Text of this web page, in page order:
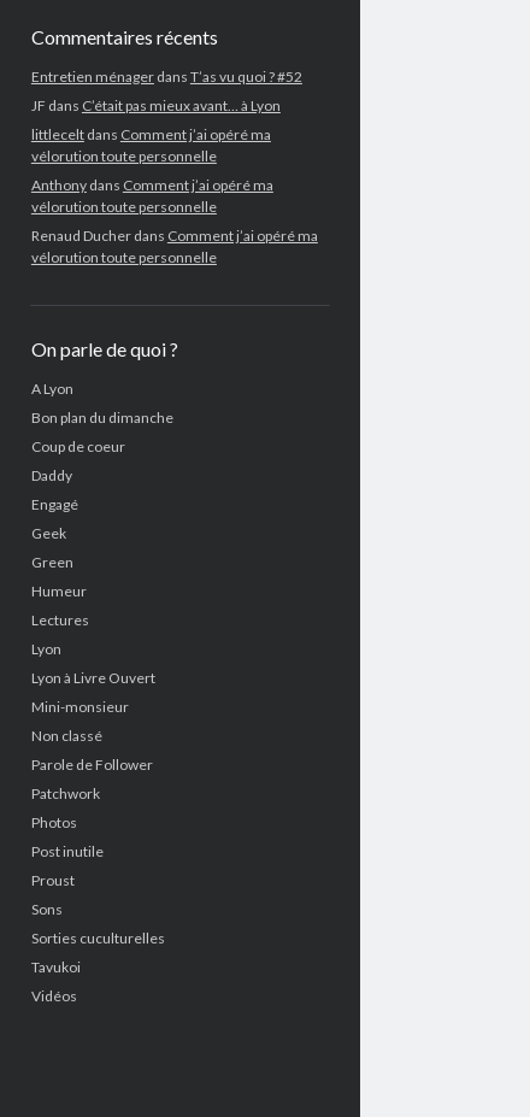
Commentaires récents
Entretien ménagerdans T’as vu quoi ? #52
JF dans C’était pas mieux avant… à Lyon
littleceltdans Comment j’ai opéré ma
vélorution toute personnelle
Anthonydans Comment j’ai opéré ma
vélorution toute personnelle
Renaud Ducherdans Comment j’ai opéré ma
vélorution toute personnelle
On parle de quoi ?
A Lyon
Bon plan du dimanche
Coup de coeur
Daddy
Engagé
Geek
Green
Humeur
Lectures
Lyon
Lyon à Livre Ouvert
Mini-monsieur
Non classé
Parole de Follower
Patchwork
Photos
Post inutile
Proust
Sons
Sorties cuculturelles
Tavukoi
Vidéos